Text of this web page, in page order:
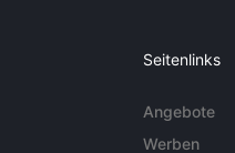
Seitenlinks
Angebote
Werben